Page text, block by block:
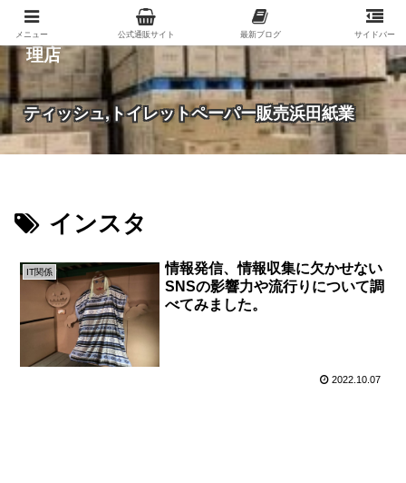
紙（家庭紙・包装紙・印刷用紙など）の総合代
理店
ティッシュ,トイレットペーパー販売浜田紙業
インスタ
IT関係
情報発信、情報収集に欠かせない
SNSの影響力や流行りについて調
べてみました。
2022.10.07
メニュー 公式通販サイト 最新ブログ サイドバー